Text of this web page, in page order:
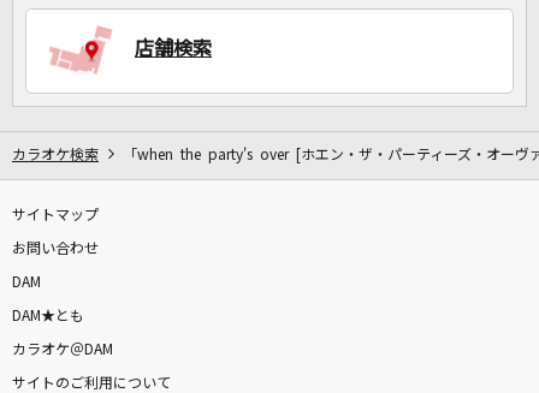
店舗検索
カラオケ検索 「when the party's over [ホエン・ザ・パーティーズ・オーヴ
サイトマップ
お問い合わせ
DAM
DAM★とも
カラオケ＠DAM
サイトのご利用について